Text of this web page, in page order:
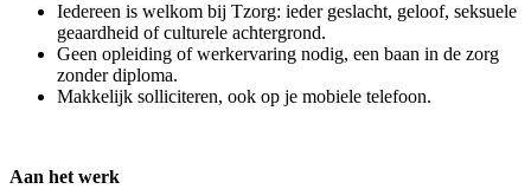
Iedereen is welkom bij Tzorg: ieder geslacht, geloof, seksuele
geaardheid of culturele achtergrond.
Geen opleiding of werkervaring nodig, een baan in de zorg
zonder diploma.
Makkelijk solliciteren, ook op je mobiele telefoon.
Aan het werk